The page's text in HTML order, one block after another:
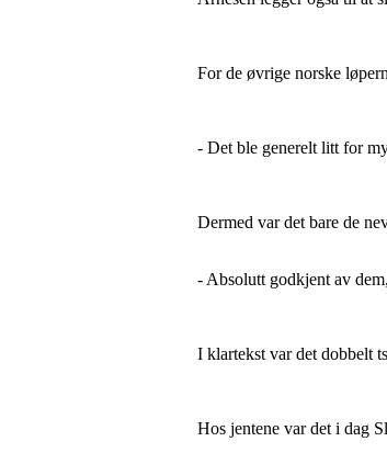
For de øvrige norske
- Det ble generelt litt for
Dermed var det bare de
- Absolutt godkjent av
I klartekst var det dobbelt
Hos jentene var det i dag